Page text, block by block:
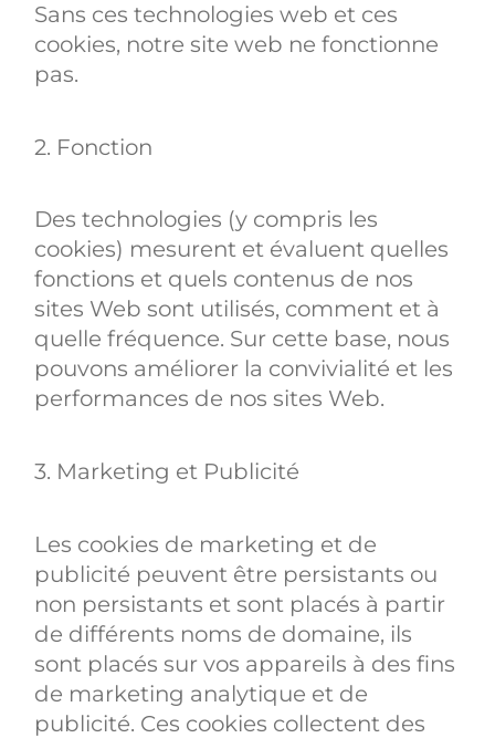
Sans ces technologies web et ces
cookies, notre site web ne fonctionne
pas.
2. Fonction
Des technologies (y compris les
cookies) mesurent et évaluent quelles
fonctions et quels contenus de nos
sites Web sont utilisés, comment et à
quelle fréquence. Sur cette base, nous
pouvons améliorer la convivialité et les
performances de nos sites Web.
3. Marketing et Publicité
Les cookies de marketing et de
publicité peuvent être persistants ou
non persistants et sont placés à partir
de différents noms de domaine, ils
sont placés sur vos appareils à des fins
de marketing analytique et de
publicité. Ces cookies collectent des